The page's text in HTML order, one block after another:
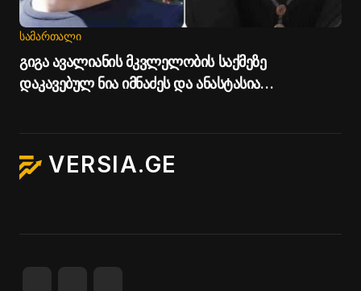
ᲡᲐᲛᲐᲠᲗᲐᲚᲘ
გიგა ავალიანის მკვლელობის საქმეზე
დაკავებულ ნია იმნაძეს და ანასტასია
VERSIA.GE